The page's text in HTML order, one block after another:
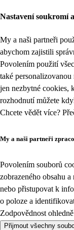
Nastavení soukromí
My a naši partneři
abychom zajistili
Povolením použití
také
jen nezbytné cookies,
rozhodnutí můžete
Chcete vědět více?
My a naši partneři
Povolením souborů
zobrazeného obsahu
nebo přistupovat k
o poloze a
Zodpovědnost
Přijmout všechny